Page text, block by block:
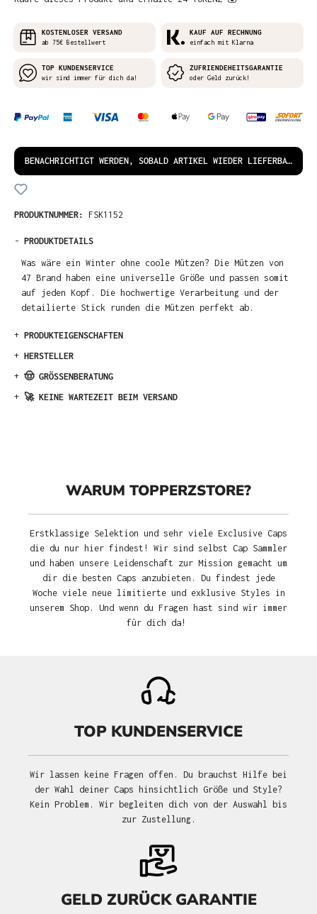
KOSTENLOSER VERSAND
ab 75€ Bestellwert
KAUF AUF RECHNUNG
einfach mit Klarna
TOP KUNDENSERVICE
wir sind immer für dich da!
ZUFRIENDEHEITSGARANTIE
oder Geld zurück!
BENACHRICHTIGT WERDEN, SOBALD ARTIKEL WIEDER LIEFERBAR IST!
PRODUKTNUMMER: FSK1152
- PRODUKTDETAILS
Was wäre ein Winter ohne coole Mützen? Die Mützen von
47 Brand haben eine universelle Größe und passen somit
auf jeden Kopf. Die hochwertige Verarbeitung und der
detailierte Stick runden die Mützen perfekt ab.
+ PRODUKTEIGENSCHAFTEN
+ HERSTELLER
+ 🤠 GRÖSSENBERATUNG
+ 🚀 KEINE WARTEZEIT BEIM VERSAND
WARUM TOPPERZSTORE?
Erstklassige Selektion und sehr viele Exclusive Caps
die du nur hier findest! Wir sind selbst Cap Sammler
und haben unsere Leidenschaft zur Mission gemacht um
dir die besten Caps anzubieten. Du findest jede
Woche viele neue limitierte und exklusive Styles in
unserem Shop. Und wenn du Fragen hast sind wir immer
für dich da!
TOP KUNDENSERVICE
Wir lassen keine Fragen offen. Du brauchst Hilfe bei
der Wahl deiner Caps hinsichtlich Größe und Style?
Kein Problem. Wir begleiten dich von der Auswahl bis
zur Zustellung.
GELD ZURÜCK GARANTIE